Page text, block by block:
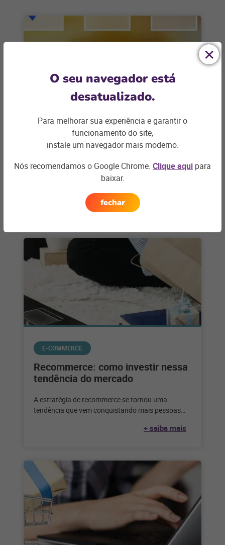
E-COMMERCE
5 dicas para incentivar avaliação
A avaliação de clientes dentro do e-commerce é
para a marca. Quando se
E-COMMERCE
Recommerce: como investir nessa
tendência do mercado
A estratégia de recommerce se tornou uma
tendência que vem conquistando mais pessoas
+ saiba mais
O seu navegador está
desatualizado.
Para melhorar sua experiência e garantir o
funcionamento do site,
instale um navegador mais moderno.
Nós recomendamos o Google Chrome. Clique aqui para
baixar.
fechar